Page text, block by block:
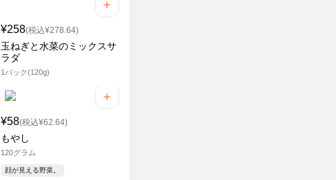
¥258(税込¥278.64)
玉ねぎと水菜のミックスサ
ラダ
1パック(120g)
¥58(税込¥62.64)
もやし
120グラム
顔が見える野菜。